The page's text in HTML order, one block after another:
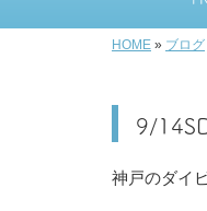
HOME » ブログ
9/
神戸のダイ